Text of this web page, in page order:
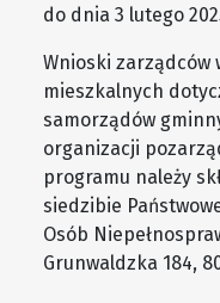
do dnia 3 lutego
Wnioski
mieszkalnych
samorządów
organizacji
programu należy
siedzibie
Osób
Grunwaldzka 184,